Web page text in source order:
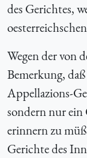
des Gerichtes,
Wegen der von
Bemerkung,
Appellazions-
sondern nur ein
erinnern zu
Gerichte des